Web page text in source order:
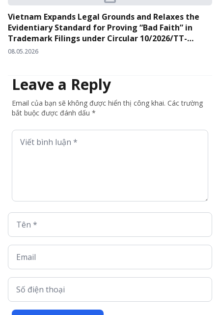
Vietnam Expands Legal Grounds and Relaxes the
Evidentiary Standard for Proving “Bad Faith” in
Trademark Filings under Circular 10/2026/TT-
BKHCN
08.05.2026
Leave a Reply
Email của bạn sẽ không được hiển thị công khai. Các trường
bắt buộc được đánh dấu *
Viết bình luận *
Tên *
Email
Số điện thoại